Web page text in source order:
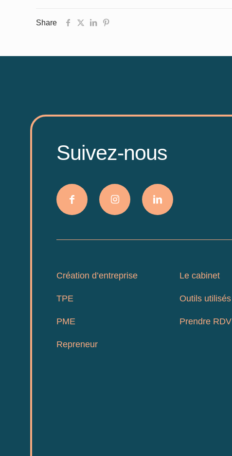
Share
Suivez-nous
Création d’entreprise
TPE
PME
Repreneur
Le cabinet
Outils utilisés
Prendre RDV